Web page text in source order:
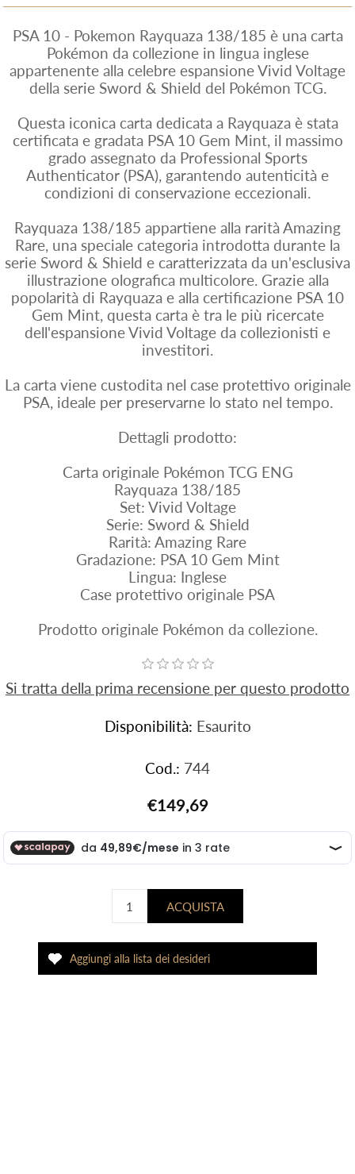
PSA 10 - Pokemon Rayquaza 138/185 è una carta
Pokémon da collezione in lingua inglese
appartenente alla celebre espansione Vivid Voltage
della serie Sword & Shield del Pokémon TCG.
Questa iconica carta dedicata a Rayquaza è stata
certificata e gradata PSA 10 Gem Mint, il massimo
grado assegnato da Professional Sports
Authenticator (PSA), garantendo autenticità e
condizioni di conservazione eccezionali.
Rayquaza 138/185 appartiene alla rarità Amazing
Rare, una speciale categoria introdotta durante la
serie Sword & Shield e caratterizzata da un'esclusiva
illustrazione olografica multicolore. Grazie alla
popolarità di Rayquaza e alla certificazione PSA 10
Gem Mint, questa carta è tra le più ricercate
dell'espansione Vivid Voltage da collezionisti e
investitori.
La carta viene custodita nel case protettivo originale
PSA, ideale per preservarne lo stato nel tempo.
Dettagli prodotto:
Carta originale Pokémon TCG ENG
Rayquaza 138/185
Set: Vivid Voltage
Serie: Sword & Shield
Rarità: Amazing Rare
Gradazione: PSA 10 Gem Mint
Lingua: Inglese
Case protettivo originale PSA
Prodotto originale Pokémon da collezione.
Si tratta della prima recensione per questo prodotto
Disponibilità: Esaurito
Cod.: 744
€149,69